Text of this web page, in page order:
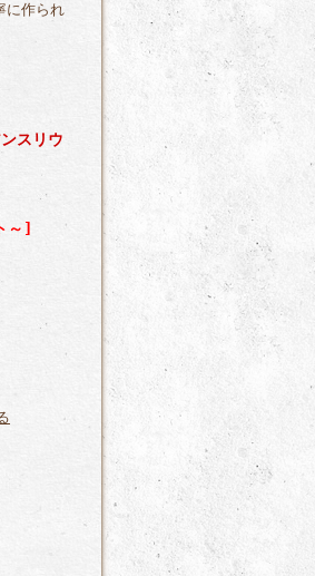
に作られ
スリウ
～]